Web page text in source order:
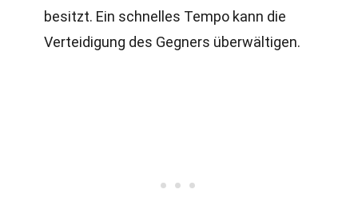
besitzt. Ein schnelles Tempo kann die
Verteidigung des Gegners überwältigen.